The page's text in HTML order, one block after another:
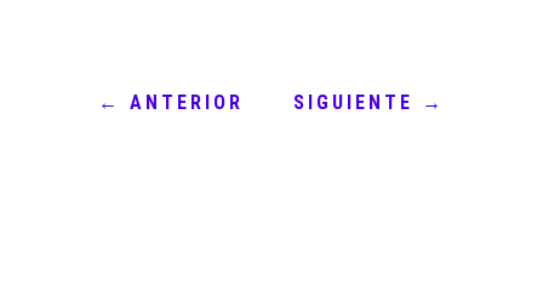
← ANTERIOR SIGUIENTE →